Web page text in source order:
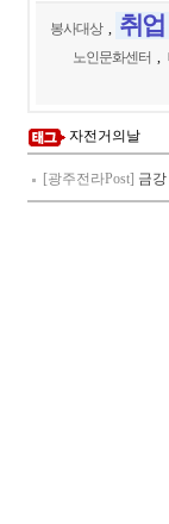
봉사대상 취업
노인문화센터
자전거의날
[광주전라Post] 금